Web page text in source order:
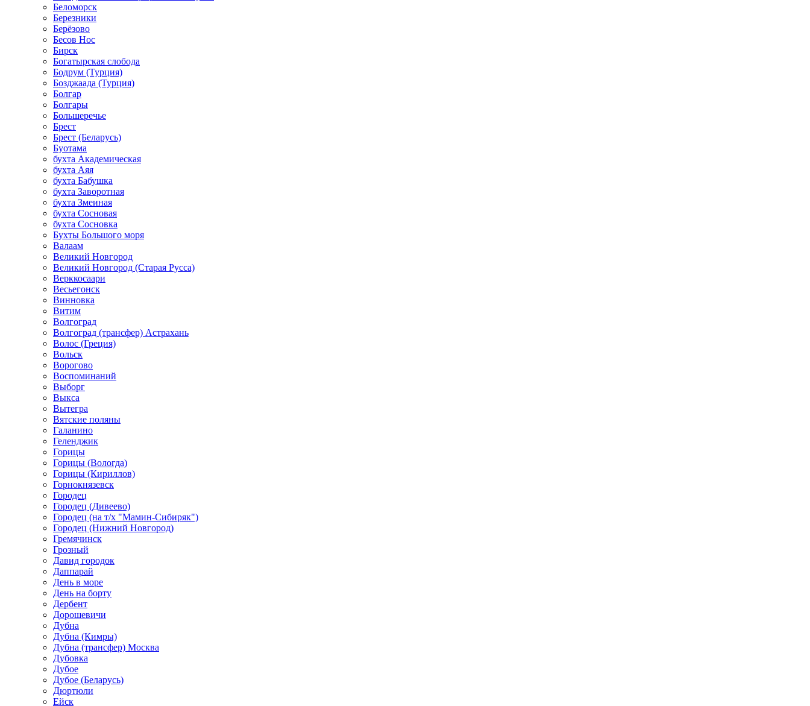
Беломорск
Березники
Берёзово
Бесов Нос
Бирск
Богатырская слобода
Бодрум (Турция)
Бозджаада (Турция)
Болгар
Болгары
Большеречье
Брест
Брест (Беларусь)
Буотама
бухта Академическая
бухта Аяя
бухта Бабушка
бухта Заворотная
бухта Змеиная
бухта Сосновая
бухта Сосновка
Бухты Большого моря
Валаам
Великий Новгород
Великий Новгород (Старая Русса)
Верккосаари
Весьегонск
Винновка
Витим
Волгоград
Волгоград (трансфер) Астрахань
Волос (Греция)
Вольск
Ворогово
Воспоминаний
Выборг
Выкса
Вытегра
Вятские поляны
Галанино
Геленджик
Горицы
Горицы (Вологда)
Горицы (Кириллов)
Горнокнязевск
Городец
Городец (Дивеево)
Городец (на т/х "Мамин-Сибиряк")
Городец (Нижний Новгород)
Гремячинск
Грозный
Давид городок
Даппарай
День в море
День на борту
Дербент
Дорошевичи
Дубна
Дубна (Кимры)
Дубна (трансфер) Москва
Дубовка
Дубое
Дубое (Беларусь)
Дюртюли
Ейск